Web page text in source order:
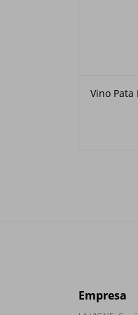
Vino Pata
Empresa